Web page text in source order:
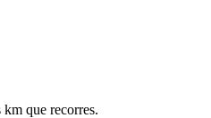
que recorres.